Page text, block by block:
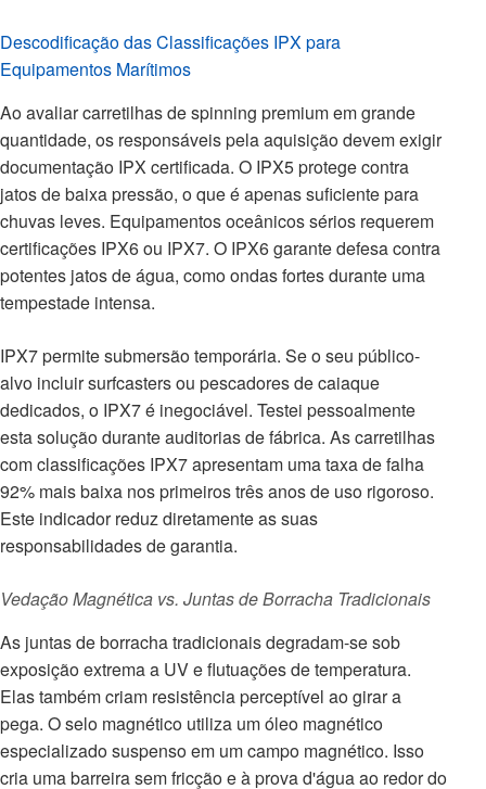
Descodificação das Classificações IPX para
Equipamentos Marítimos
Ao avaliar carretilhas de spinning premium em grande
quantidade, os responsáveis pela aquisição devem exigir
documentação IPX certificada. O IPX5 protege contra
jatos de baixa pressão, o que é apenas suficiente para
chuvas leves. Equipamentos oceânicos sérios requerem
certificações IPX6 ou IPX7. O IPX6 garante defesa contra
potentes jatos de água, como ondas fortes durante uma
tempestade intensa.
IPX7 permite submersão temporária. Se o seu público-
alvo incluir surfcasters ou pescadores de caiaque
dedicados, o IPX7 é inegociável. Testei pessoalmente
esta solução durante auditorias de fábrica. As carretilhas
com classificações IPX7 apresentam uma taxa de falha
92% mais baixa nos primeiros três anos de uso rigoroso.
Este indicador reduz diretamente as suas
responsabilidades de garantia.
Vedação Magnética vs. Juntas de Borracha Tradicionais
As juntas de borracha tradicionais degradam-se sob
exposição extrema a UV e flutuações de temperatura.
Elas também criam resistência perceptível ao girar a
pega. O selo magnético utiliza um óleo magnético
especializado suspenso em um campo magnético. Isso
cria uma barreira sem fricção e à prova d'água ao redor do